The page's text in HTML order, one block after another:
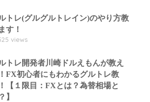
トレ(グルグルトレイン)のやり方教
す！
views
トレ開発者川崎ドルえもんが教え
FX初心者にもわかるグルトレ教
【１限目：FXとは？為替相場と
】